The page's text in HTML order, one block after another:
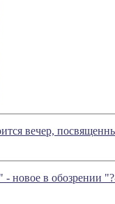
вечер,
новое в обозрении